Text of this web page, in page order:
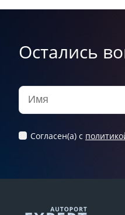
Остались
Согласен(а) c